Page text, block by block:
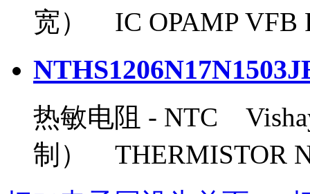
宽） IC OPAMP VFB
热敏电阻 - NTC
制） THERMISTOR